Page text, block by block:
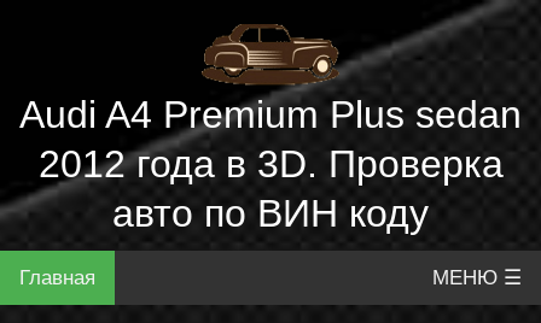
Audi A4 Premium Plus sedan
2012 года в 3D. Проверка
авто по ВИН коду
Главная МЕНЮ ☰